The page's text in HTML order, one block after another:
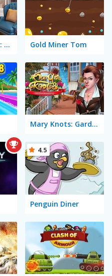
Home Makeover: Hidden Object Gold Miner Tom
Mary Knots: Garden Wedding
Penguin Diner
4.5